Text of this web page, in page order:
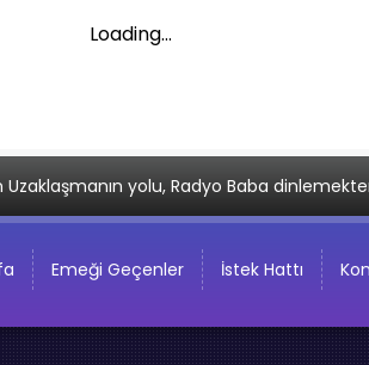
Loading...
Uzaklaşmanın yolu, Radyo Baba
Emeği Geçenler İstek Hattı